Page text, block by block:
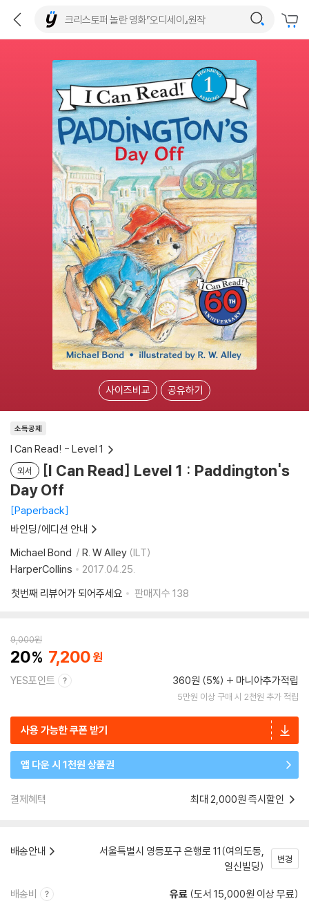
사이즈비교 공유하기
소득공제
I Can Read! - Level 1
외서
[I Can Read] Level 1 : Paddington's
Day Off
Paperback
바인딩/에디션 안내
Michael Bond
R. W Alley (ILT)
HarperCollins
2017.04.25.
첫번째 리뷰어가 되어주세요
판매지수 138
9,000원
20 7,200
YES포인트 360원 (5%) 마니아추가적립
5만원 이상 구매 시 2천원 추가 적립
사용 가능한 쿠폰 받기
앱 다운 시 1천원 상품권
결제혜택 최대 2,000원 즉시할인
배송안내
서울특별시 영등포구 은행로 11(여의도동,
일신빌딩)
변경
배송비 유료 (도서 15,000원 이상 무료)